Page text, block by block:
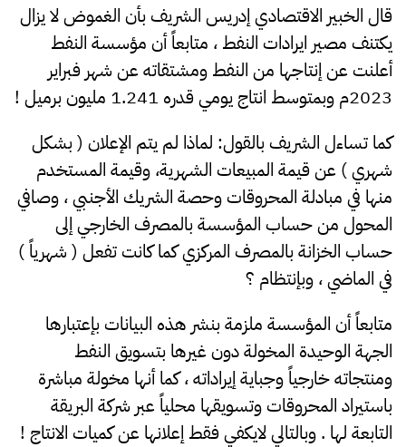
قال الخبير الاقتصادي إدريس الشريف بأن الغموض لا يزال
يكتنف مصير ايرادات النفط ، متابعاً أن مؤسسة النفط
أعلنت عن إنتاجها من النفط ومشتقاته عن شهر فبراير
2023م وبمتوسط انتاج يومي قدره 1.241 مليون برميل !
كما تساءل الشريف بالقول: لماذا لم يتم الإعلان ( بشكل
شهري ) عن قيمة المبيعات الشهرية، وقيمة المستخدم
منها في مبادلة المحروقات وحصة الشريك الأجنبي ، وصافي
المحول من حساب المؤسسة بالمصرف الخارجي إلى
حساب الخزانة بالمصرف المركزي كما كانت تفعل ( شهرياً )
في الماضي ، وبإنتظام ؟
متابعاً أن المؤسسة ملزمة بنشر هذه البيانات بإعتبارها
الجهة الوحيدة المخولة دون غيرها بتسويق النفط
ومنتجاته خارجياً وجباية إيراداته ، كما أنها مخولة مباشرة
باستيراد المحروقات وتسويقها محلياً عبر شركة البريقة
التابعة لها . وبالتالي لايكفي فقط إعلانها عن كميات الانتاج !